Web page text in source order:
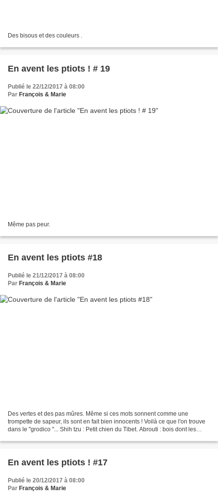
Des bisous et des couleurs .
En avent les ptiots ! # 19
Publié le 22/12/2017 à 08:00
Par François & Marie
Même pas peur.
En avent les ptiots #18
Publié le 21/12/2017 à 08:00
Par François & Marie
Des vertes et des pas mûres. Même si ces mots sonnent comme une
trompette de sapeur, ils sont en fait bien innocents ! Voilà ce que l'on trouve
dans le "grodico "... Shih tzu : Petit chien du Tibet. Abrouti : bois dont les
En avent les ptiots ! #17
Publié le 20/12/2017 à 08:00
Par François & Marie